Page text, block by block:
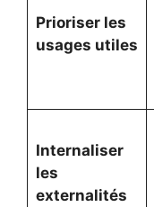
Prioriser les
usages utiles
Internaliser
les
externalités